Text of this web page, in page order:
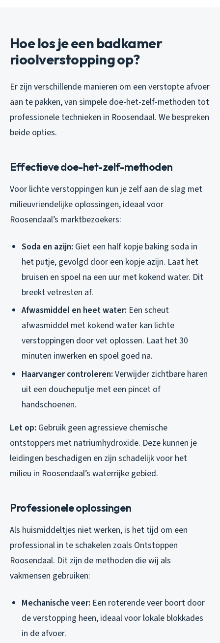
Hoe los je een badkamer
rioolverstopping op?
Er zijn verschillende manieren om een verstopte afvoer
aan te pakken, van simpele doe-het-zelf-methoden tot
professionele technieken in Roosendaal. We bespreken
beide opties.
Effectieve doe-het-zelf-methoden
Voor lichte verstoppingen kun je zelf aan de slag met
milieuvriendelijke oplossingen, ideaal voor
Roosendaal’s marktbezoekers:
Soda en azijn: Giet een half kopje baking soda in
het putje, gevolgd door een kopje azijn. Laat het
bruisen en spoel na een uur met kokend water. Dit
breekt vetresten af.
Afwasmiddel en heet water: Een scheut
afwasmiddel met kokend water kan lichte
verstoppingen door vet oplossen. Laat het 30
minuten inwerken en spoel goed na.
Haarvanger controleren: Verwijder zichtbare haren
uit een doucheputje met een pincet of
handschoenen.
Let op: Gebruik geen agressieve chemische
ontstoppers met natriumhydroxide. Deze kunnen je
leidingen beschadigen en zijn schadelijk voor het
milieu in Roosendaal’s waterrijke gebied.
Professionele oplossingen
Als huismiddeltjes niet werken, is het tijd om een
professional in te schakelen zoals Ontstoppen
Roosendaal. Dit zijn de methoden die wij als
vakmensen gebruiken:
Mechanische veer: Een roterende veer boort door
de verstopping heen, ideaal voor lokale blokkades
in de afvoer.